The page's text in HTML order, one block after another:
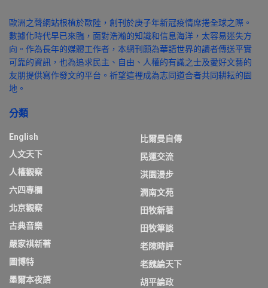
歐洲之聲網站根植於歐陸，創刊於庚子年新冠疫情席捲全球之際。
數據化時代早已來臨，面對浩瀚的知識和信息海洋，太容易迷失方
向。作為長年的媒體工作者，本網刊願為華語世界的讀者傳送平實
可靠的資訊，也為追求民主、自由、人權的有識之士及愛好文藝的
友朋提供寫作發文的平台。祈望這裡成為志同道合者共同耕耘的園
地。
分類
English
人文天下
人權觀察
六四專欄
北京觀察
古典音樂
嚴家祺新著
圖博特
墨爾本夜語
比爾曼自傳
民運交流
淇園漫步
潤南文苑
田牧新著
田牧筆談
老陳時評
老魏論天下
胡平論政